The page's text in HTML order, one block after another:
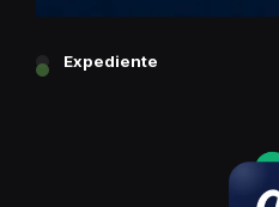
Expediente